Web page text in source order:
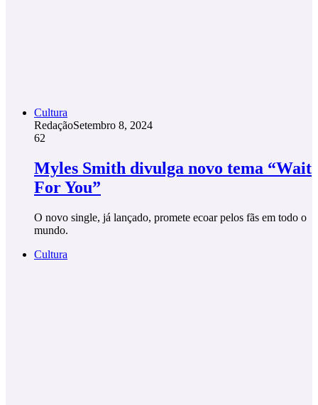
Cultura
RedaçãoSetembro 8, 2024
62
Myles Smith divulga novo tema “Wait
For You”
O novo single, já lançado, promete ecoar pelos fãs em todo o
mundo.
Cultura